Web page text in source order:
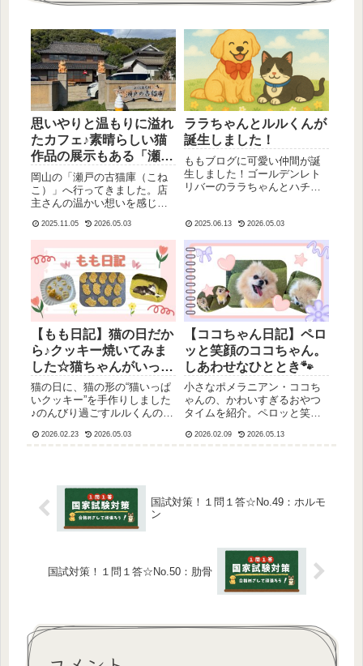
思いやりと温もりに溢れ
たカフェ♪素晴らしい猫
作品の展示もある「瀬戸
の古猫庫」へ行ってきま
した☆
岡山の「瀬戸の古猫庫（こね
こ）」へ行ってきました。店
主さんの温かい想いを感じま
い逢えます。やさしい時間が
流れるギャラリーカフェで、
心がほっこり温まりました。
2025.11.05 2026.05.03
ララちゃんとルルくんが
誕生しました！
ももブログに可愛い仲間が誕
生しました！ゴールデンレト
リバーのララちゃんとハチワ
がお届けできるようにこの二
人の日常もお届けしてまいり
ます(^ ^)お楽しみに！
2025.06.13 2026.05.03
【もも日記】猫の日だか
ら♪クッキー焼いてみま
した☆猫ちゃんがいっぱ
いで幸せ〜ルルくんは？
猫の日に、猫の形の“猫いっぱ
いクッキー”を手作りしました
♪のんびり過ごすルルくんの様
の記録です。猫好きさんにぴ
2026.02.23 2026.05.03
【ココちゃん日記】ペロ
ッと笑顔のココちゃん。
しあわせなひととき🐾
小さなポメラニアン・ココち
ゃんの、かわいすぎるおやつ
タイムを紹介。ペロッと笑顔
ほっこり。食べた後のおやつ
2026.02.09 2026.05.13
国試対策！１問１答☆No.49：ホルモ
ン
国試対策！１問１答☆No.50：肋骨